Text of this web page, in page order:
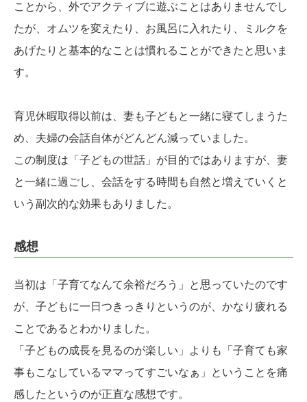
ことから、外でアクティブに遊ぶことはありませんでし
たが、オムツを変えたり、お風呂に入れたり、ミルクを
あげたりと基本的なことは慣れることができたと思いま
す。
育児休暇取得以前は、妻も子どもと一緒に寝てしまうた
め、夫婦の会話自体がどんどん減っていました。
この制度は「子どもの世話」が目的ではありますが、妻
と一緒に過ごし、会話をする時間も自然と増えていくと
いう副次的な効果もありました。
感想
当初は「子育てなんて余裕だろう」と思っていたのです
が、子どもに一日つきっきりというのが、かなり疲れる
ことであるとわかりました。
「子どもの成長を見るのが楽しい」よりも「子育ても家
事もこなしているママってすごいなぁ」ということを痛
感したというのが正直な感想です。